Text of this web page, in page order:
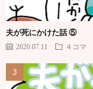
夫が死にかけた話 ⑤
2020.07.11 ４コマ